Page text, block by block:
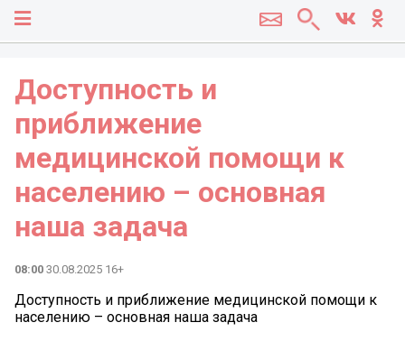
Доступность и
приближение
медицинской помощи к
населению – основная
наша задача
08:00 30.08.2025 16+
Доступность и приближение медицинской помощи к
населению – основная наша задача